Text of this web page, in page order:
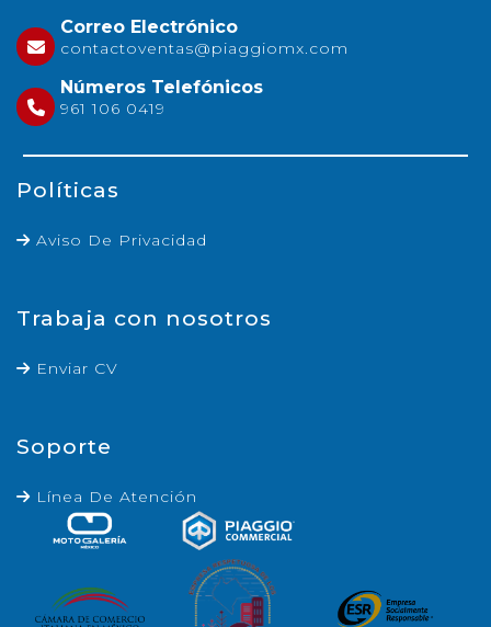
Correo Electrónico
contactoventas@piaggiomx.com
Números Telefónicos
961 106 0419
Políticas
Aviso De Privacidad
Trabaja con nosotros
Enviar CV
Soporte
Línea De Atención